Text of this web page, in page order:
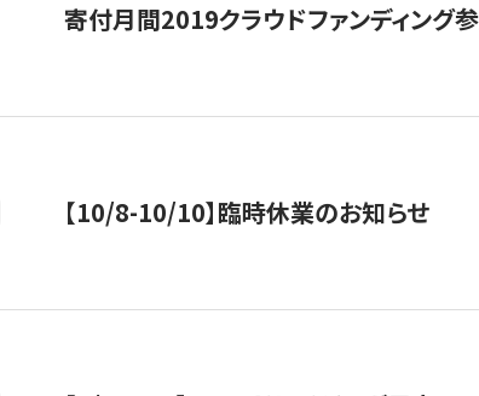
寄付月間2019クラウドファンディング
【10/8-10/10】臨時休業のお知らせ